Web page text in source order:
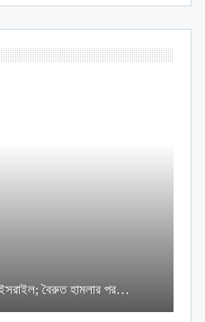
ইসরাইল; বৈরুত হামলার পর…